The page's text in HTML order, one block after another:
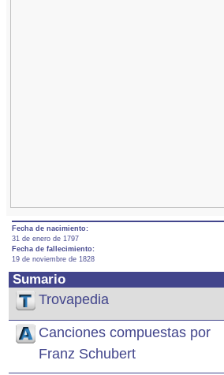
Fecha de nacimiento:
31 de enero de 1797
Fecha de fallecimiento:
19 de noviembre de 1828
Sumario
Trovapedia
Canciones compuestas por
Franz Schubert